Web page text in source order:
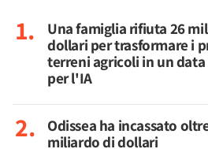
Una famiglia rifiuta 26
dollari per trasformare i
terreni agricoli in un
per l'IA
Odissea ha incassato
miliardo di dollari